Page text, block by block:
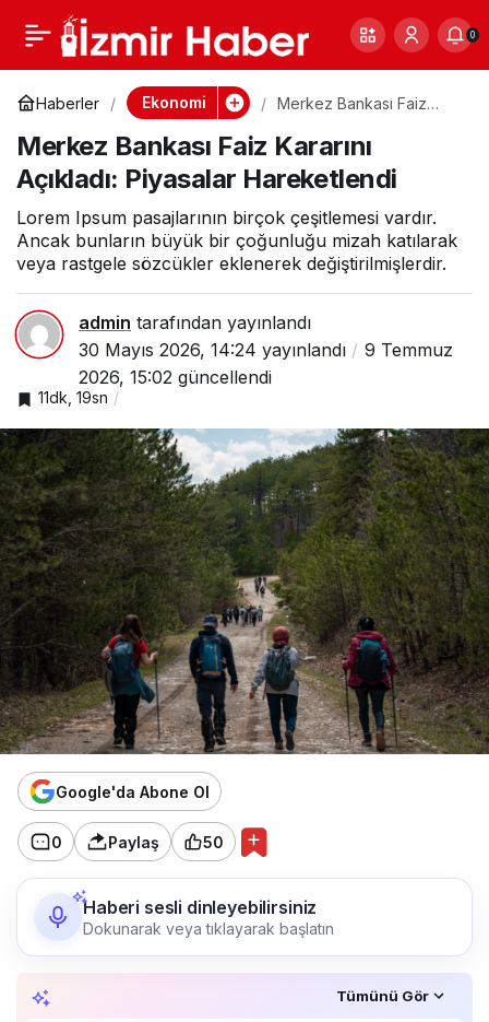
0
Haberler Ekonomi
Merkez Bankası Faiz
Piyasalar Hareketlendi
Merkez Bankası Faiz Kararını
Açıkladı: Piyasalar Hareketlendi
Lorem Ipsum pasajlarının birçok çeşitlemesi vardır.
Ancak bunların büyük bir çoğunluğu mizah katılarak
veya rastgele sözcükler eklenerek değiştirilmişlerdir.
admin tarafından yayınlandı
30 Mayıs 2026, 14:24 yayınlandı
9 Temmuz
2026, 15:02 güncellendi
11dk, 19sn
Google'da Abone Ol
0 Paylaş 50
Haberi sesli dinleyebilirsiniz
Dokunarak veya tıklayarak başlatın
Tümünü Gör
Asgari Ücrete Zam
Gelecek mi? Bakan
Açıkladı
0 Paylaş